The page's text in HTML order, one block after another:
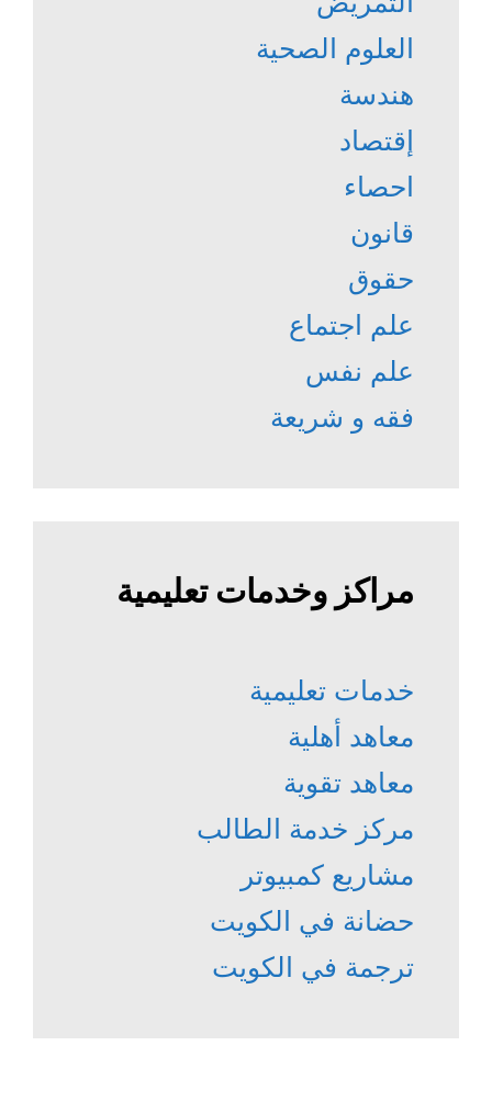
العلوم الصحية
هندسة
إقتصاد
احصاء
قانون
حقوق
علم اجتماع
علم نفس
فقه و شريعة
مراكز وخدمات تعليمية
خدمات تعليمية
معاهد أهلية
معاهد تقوية
مركز خدمة الطالب
مشاريع كمبيوتر
حضانة في الكويت
ترجمة في الكويت